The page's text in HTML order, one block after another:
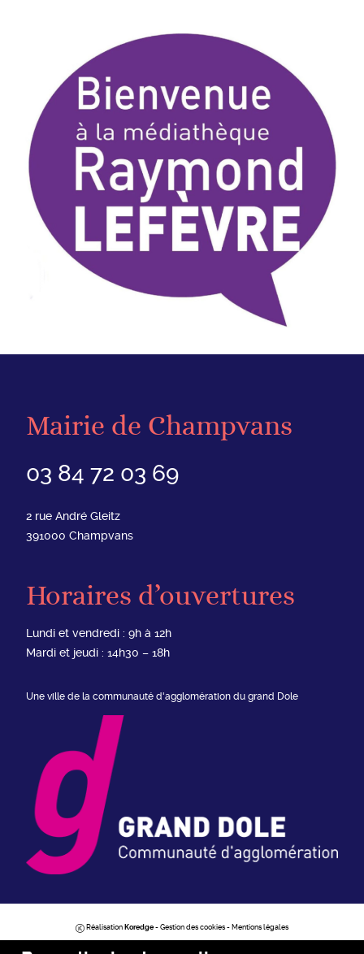
Mairie de Champvans
03 84 72 03 69
2 rue André Gleitz
391000 Champvans
Horaires d’ouvertures
Lundi et vendredi : 9h à 12h
Mardi et jeudi : 14h30 – 18h
Une ville de la communauté d'agglomération du grand Dole
Réalisation Koredge - Gestion des cookies - Mentions légales